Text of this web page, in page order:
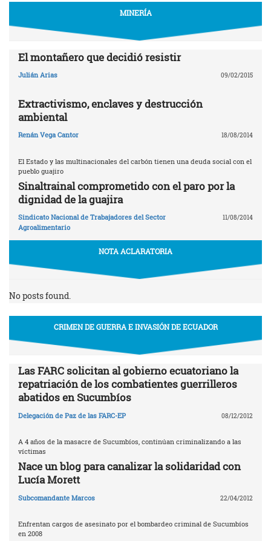
MINERÍA
El montañero que decidió resistir
Julián Arias 09/02/2015
Extractivismo, enclaves y destrucción
ambiental
Renán Vega Cantor 18/08/2014
El Estado y las multinacionales del carbón tienen una deuda social con el
pueblo guajiro
Sinaltrainal comprometido con el paro por la
dignidad de la guajira
Sindicato Nacional de Trabajadores del Sector
Agroalimentario
11/08/2014
NOTA ACLARATORIA
No posts found.
CRIMEN DE GUERRA E INVASIÓN DE ECUADOR
Las FARC solicitan al gobierno ecuatoriano la
repatriación de los combatientes guerrilleros
abatidos en Sucumbíos
Delegación de Paz de las FARC-EP 08/12/2012
A 4 años de la masacre de Sucumbíos, continúan criminalizando a las
víctimas
Nace un blog para canalizar la solidaridad con
Lucía Morett
Subcomandante Marcos 22/04/2012
Enfrentan cargos de asesinato por el bombardeo criminal de Sucumbíos
en 2008